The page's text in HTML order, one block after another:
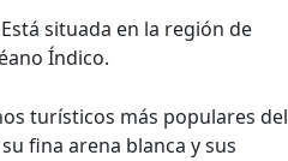
situada en la región de
Índico.
turísticos más populares del
fina arena blanca y sus